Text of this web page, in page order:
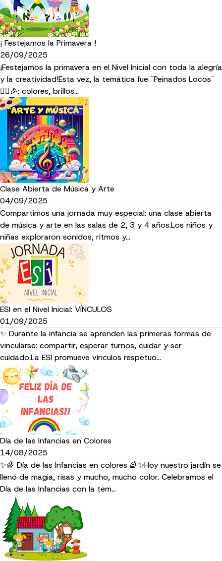
¡ Festejamos la Primavera !
26/09/2025
¡Festejamos la primavera en el Nivel Inicial con toda la alegría
y la creatividad!Esta vez, la temática fue ¨Peinados Locos¨
💇‍♀️🎉: colores, brillos…
Clase Abierta de Música y Arte
04/09/2025
Compartimos una jornada muy especial: una clase abierta
de música y arte en las salas de 2, 3 y 4 años.Los niños y
niñas exploraron sonidos, ritmos y…
ESI en el Nivel Inicial: VÍNCULOS
01/09/2025
✨ Durante la infancia se aprenden las primeras formas de
vincularse: compartir, esperar turnos, cuidar y ser
cuidado.La ESI promueve vínculos respetuo…
Día de las Infancias en Colores
14/08/2025
✨🌈 Día de las Infancias en colores 🌈✨Hoy nuestro jardín se
llenó de magia, risas y mucho, mucho color. Celebramos el
Día de las Infancias con la tem…